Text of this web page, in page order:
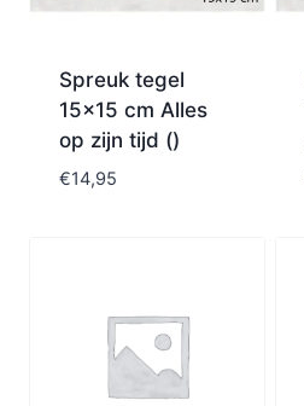
Spreuk tegel
15×15 cm Alles
op zijn tijd ()
€14,95